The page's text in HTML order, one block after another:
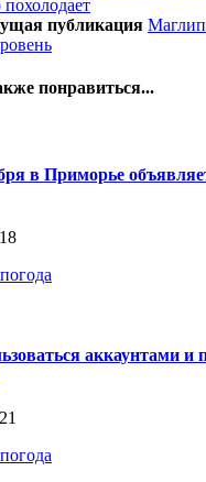
публикация
понравиться...
в Приморье
аккаунтами и